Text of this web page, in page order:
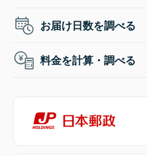
お届け日数を調べる
料金を計算・調べる